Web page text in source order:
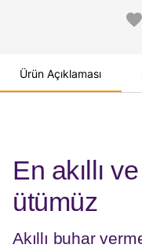
favorite
Ürün Açıklaması
En akıllı
ütümüz
Akıllı buhar